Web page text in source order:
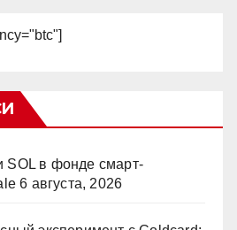
SOL в фонде смарт-
6 августа, 2026